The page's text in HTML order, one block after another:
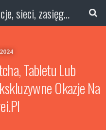
gsm.biz.pl - informacje, sieci, zasięg technologie
Tabletu Lub
Okazje Na